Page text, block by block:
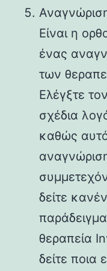
Είναι η
ένας
των
Ελέγξτε
σχέδια
καθώς
δείτε
θεραπεία
δείτε ποια